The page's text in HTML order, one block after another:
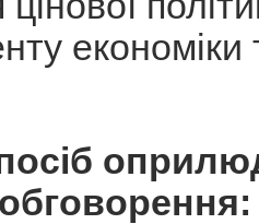
економіки